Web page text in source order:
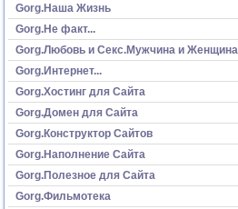
Gorg.Наша Жизнь
Gorg.Не факт...
Gorg.Любовь и Секс.Мужчина и Женщина
Gorg.Интернет...
Gorg.Хостинг для Сайта
Gorg.Домен для Сайта
Gorg.Конструктор Сайтов
Gorg.Наполнение Сайта
Gorg.Полезное для Сайта
Gorg.Фильмотека